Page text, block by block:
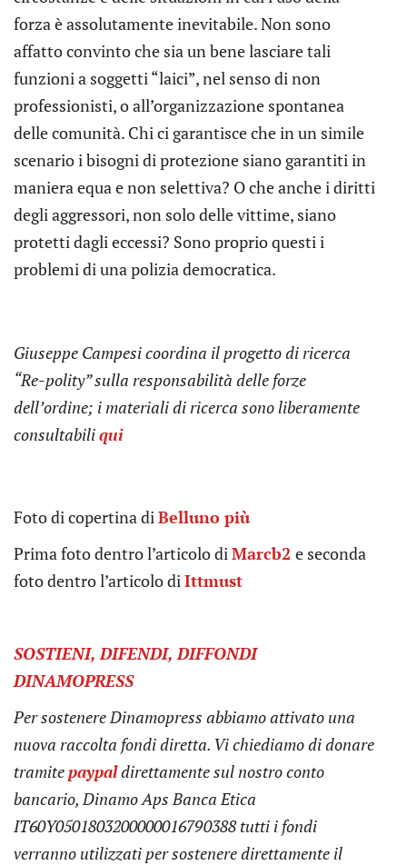
forza è assolutamente inevitabile. Non sono
affatto convinto che sia un bene lasciare tali
funzioni a soggetti “laici”, nel senso di non
professionisti, o all’organizzazione spontanea
delle comunità. Chi ci garantisce che in un simile
scenario i bisogni di protezione siano garantiti in
maniera equa e non selettiva? O che anche i diritti
degli aggressori, non solo delle vittime, siano
protetti dagli eccessi? Sono proprio questi i
problemi di una polizia democratica.
Giuseppe Campesi coordina il progetto di ricerca
“Re-polity” sulla responsabilità delle forze
dell’ordine; i materiali di ricerca sono liberamente
consultabiliqui
Foto di copertina diBelluno più
Prima foto dentro l’articolo diMarcb2 e seconda
foto dentro l’articolo diIttmust
SOSTIENI, DIFENDI, DIFFONDI
DINAMOPRESS
Per sostenere Dinamopress abbiamo attivato una
nuova raccolta fondi diretta. Vi chiediamo di donare
tramitepaypaldirettamente sul nostro conto
bancario, Dinamo Aps Banca Etica
IT60Y0501803200000016790388 tutti i fondi
verranno utilizzati per sostenere direttamente il